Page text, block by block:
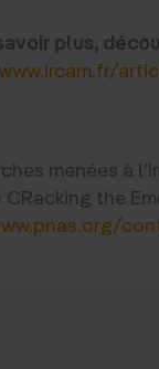
plus,
menées à
CRacking the